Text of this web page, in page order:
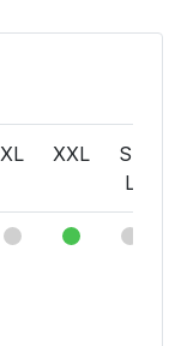
XL XXL
S-
L